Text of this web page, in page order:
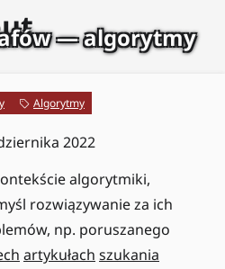
— algorytmy
Algorytmy
2022
algorytmiki,
rozwiązywanie za ich
np. poruszanego
artykułach szukania